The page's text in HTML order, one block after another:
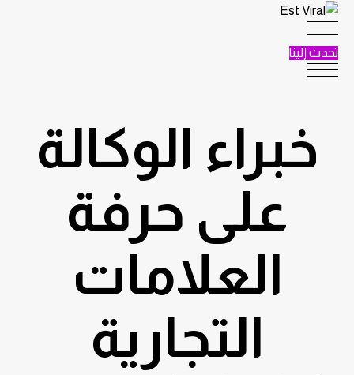
تخطي
المحتوى
تحدث إلينا
خبراء الوكالة
على حرفة
العلامات
التجارية